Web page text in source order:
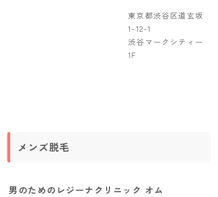
東京都渋谷区道玄坂
1-12-1
渋谷マークシティー
1F
メンズ脱毛
男のためのレジーナクリニック オム